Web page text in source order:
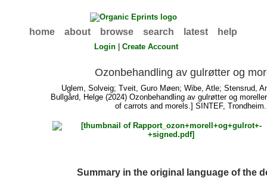
home about browse search latest help
Login |Create Account
Ozonbehandling av gulrøtter og
Uglem, Solveig;Tveit, Guro Møen;Wibe, Atle;Stensrud,
Bullgård, Helge(2024) Ozonbehandling av gulrøtter og
of carrots and morels.] SINTEF, Trondheim.
Summary in the original language of the